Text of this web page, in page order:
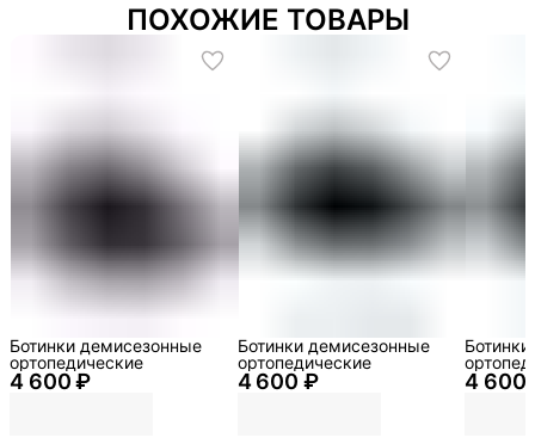
ПОХОЖИЕ ТОВАРЫ
4 600 ₽
Ботинки демисезонные
ортопедические
4 600 ₽
Ботинки демисезонные
ортопедические
4 600